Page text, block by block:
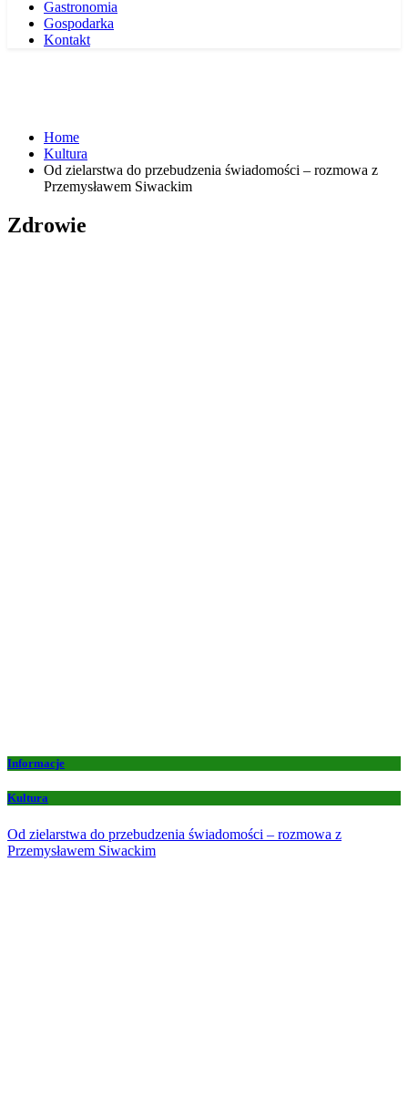
Gastronomia
Gospodarka
Kontakt
Home
Kultura
Od zielarstwa do przebudzenia świadomości – rozmowa z
Przemysławem Siwackim
Zdrowie
Informacje
Kultura
Od zielarstwa do przebudzenia świadomości – rozmowa z
Przemysławem Siwackim